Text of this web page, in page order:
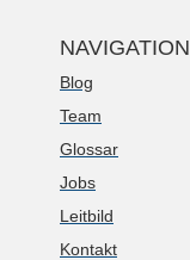
NAVIGATION
Blog
Team
Glossar
Jobs
Leitbild
Kontakt